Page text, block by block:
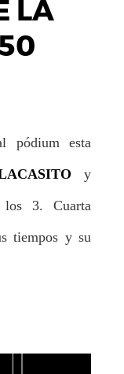
LA
pódium esta
y
los 3. Cuarta
tiempos y su